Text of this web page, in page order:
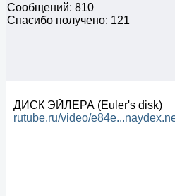
Сообщений: 810
Спасибо получено: 121
ДИСК ЭЙЛЕРА (Euler's disk)
rutube.ru/video/